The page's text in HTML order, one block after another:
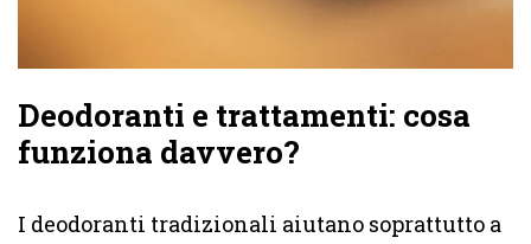
Deodoranti e trattamenti: cosa
funziona davvero?
I deodoranti tradizionali aiutano soprattutto a